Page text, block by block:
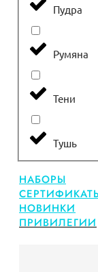
Пудра
Румяна
Тени
Тушь
НАБОРЫ
НОВИНКИ
ПРИВИЛЕГИИ